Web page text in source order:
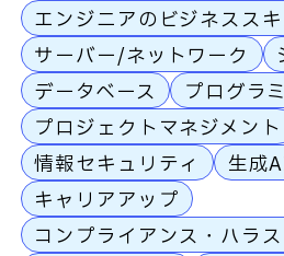
エンジニアのビジネスス
サーバー/ネットワーク
データベース
プログラ
プロジェクトマネジメント
情報セキュリティ
生成
キャリアアップ
コンプライアンス・ハラ